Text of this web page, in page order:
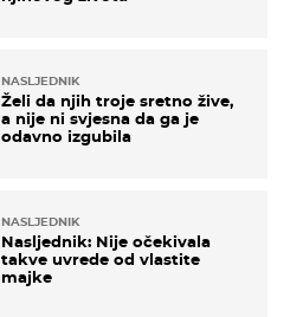
NASLJEDNIK
Želi da njih troje sretno žive,
a nije ni svjesna da ga je
odavno izgubila
NASLJEDNIK
Nasljednik: Nije očekivala
takve uvrede od vlastite
majke